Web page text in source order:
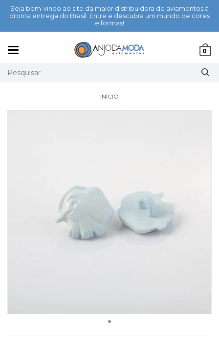
Seja bem-vindo ao site da maior distribuidora de aviamentos à
pronta entrega do Brasil. Entre e descubra um mundo de cores
e formas!
0
INÍCIO